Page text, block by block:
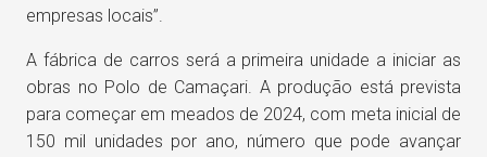
empresas locais”.
A fábrica de carros será a primeira unidade a iniciar as
obras no Polo de Camaçari. A produção está prevista
para começar em meados de 2024, com meta inicial de
150 mil unidades por ano, número que pode avançar